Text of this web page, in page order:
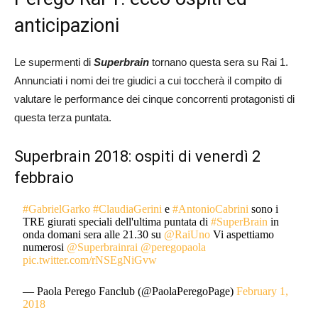
anticipazioni
Le supermenti di Superbrain tornano questa sera su Rai 1.
Annunciati i nomi dei tre giudici a cui toccherà il compito di
valutare le performance dei cinque concorrenti protagonisti di
questa terza puntata.
Superbrain 2018: ospiti di venerdì 2
febbraio
#GabrielGarko #ClaudiaGerini e#AntonioCabrini sono i
TRE giurati speciali dell'ultima puntata di#SuperBrain in
onda domani sera alle 21.30 su @RaiUno Vi aspettiamo
numerosi @Superbrainrai @peregopaola
pic.twitter.com/rNSEgNiGvw
— Paola Perego Fanclub (@PaolaPeregoPage)February 1,
2018